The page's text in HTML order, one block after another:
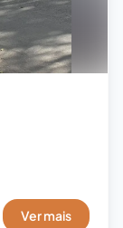
Ver mais